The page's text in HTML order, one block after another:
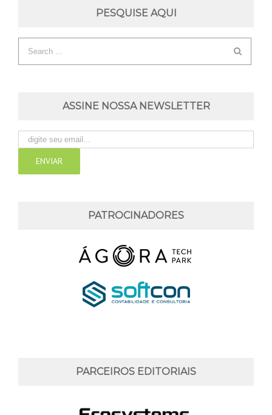
PESQUISE AQUI
ASSINE NOSSA NEWSLETTER
PATROCINADORES
PARCEIROS EDITORIAIS